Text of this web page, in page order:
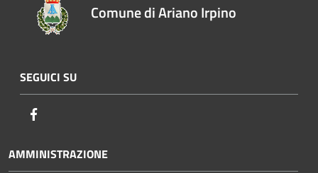
Comune di Ariano Irpino
SEGUICI SU
AMMINISTRAZIONE